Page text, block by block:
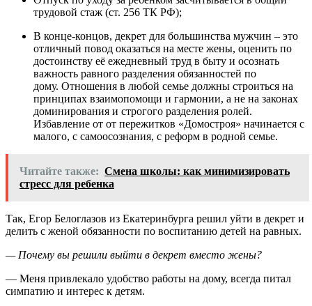
трудовой стаж (ст. 256 ТК РФ);
В конце-концов, декрет для большинства мужчин – это
отличный повод оказаться на месте жены, оценить по
достоинству её ежедневный труд в быту и осознать
важность равного разделения обязанностей по
дому. Отношения в любой семье должны строиться на
принципах взаимопомощи и гармонии, а не на законах
доминирования и строгого разделения ролей.
Избавление от от пережитков «Домостроя» начинается с
малого, с самоосознания, с реформ в родной семье.
Читайте также: Смена школы: как минимизировать
стресс для ребенка
Так, Егор Белоглазов из Екатеринбурга решил уйти в декрет и
делить с женой обязанности по воспитанию детей на равных.
— Почему вы решили выйти в декрет вместо жены?
— Меня привлекало удобство работы на дому, всегда питал
симпатию и интерес к детям.